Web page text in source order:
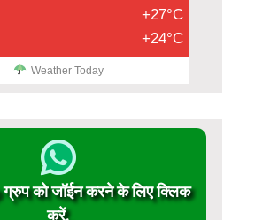
+27°C
+24°C
Weather Today
को जॉईन करने के लिए क्लिक
करें.